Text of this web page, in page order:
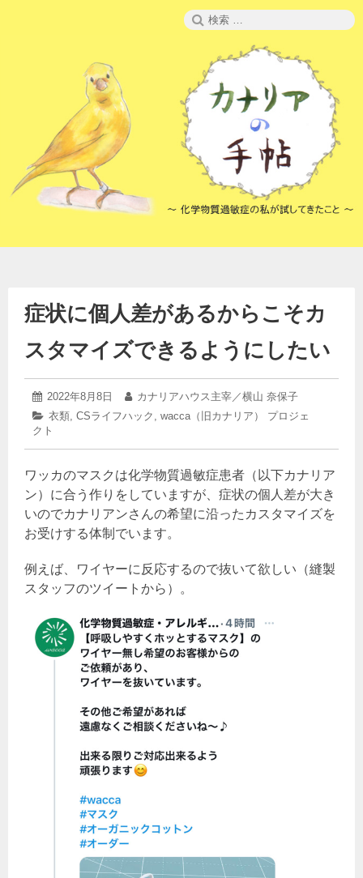
検
索:
症状に個人差があるからこそカ
スタマイズできるようにしたい
投
稿
日:
2022年8月8日
2022
8
8
投
稿
カナリアハウス主宰／横山 奈保子
カ
テ
ー:
衣類, CSライフハック , wacca（旧カナリア） プロジェ
クト
ワッカのマスクは化学物質過敏症患者（以下カナリア
ン）に合う作りをしていますが、症状の個人差が大き
いのでカナリアンさんの希望に沿ったカスタマイズを
お受けする体制でいます。
例えば、ワイヤーに反応するので抜いて欲しい（縫製
スタッフのツイートから）。